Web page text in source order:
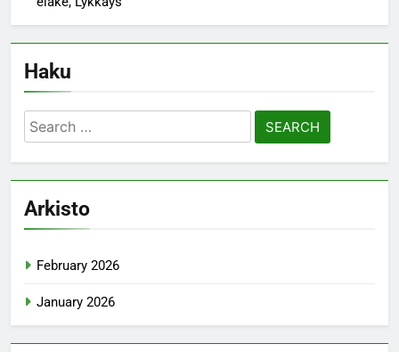
Haku
Search
for:
Arkisto
February 2026
January 2026